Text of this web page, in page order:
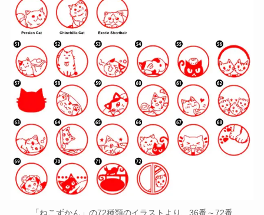
「ねこずかん」の72種類のイラストより、36番～72番